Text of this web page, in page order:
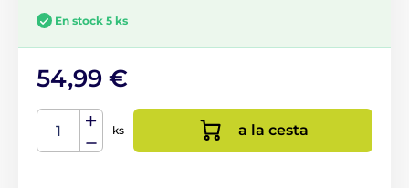
En stock 5 ks
54,99 €
ks a la cesta